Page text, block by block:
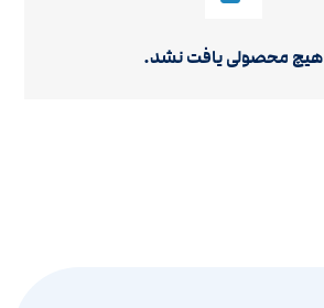
هیچ محصولی یافت نشد.